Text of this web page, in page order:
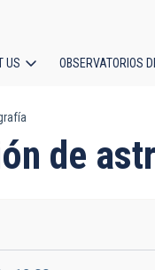
US OBSERVATORIOS
de